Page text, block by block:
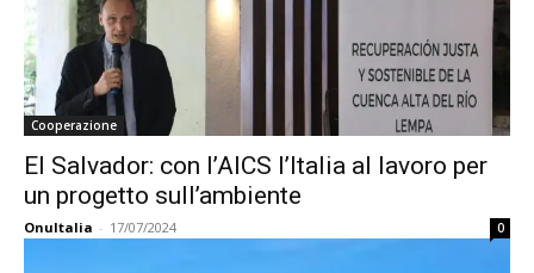
Cooperazione
El Salvador: con l’AICS l’Italia al lavoro per
un progetto sull’ambiente
OnuItalia - 17/07/2024 0